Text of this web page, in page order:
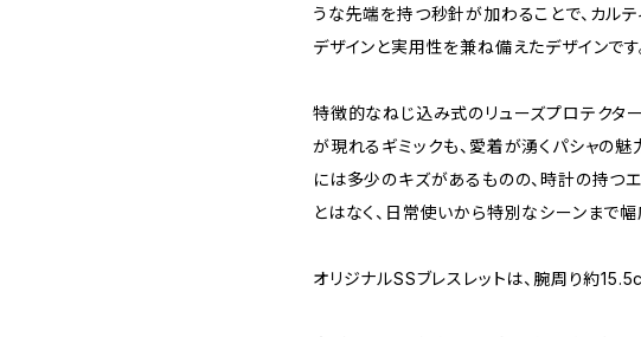
うな先端を持つ秒針が加わることで、カルテ
デザインと実用性を兼ね備えたデザインです
特徴的なねじ込み式のリューズプロテクタ
が現れるギミックも、愛着が湧くパシャの魅
には多少のキズがあるものの、時計の持つ
とはなく、日常使いから特別なシーンまで幅
オリジナルSSブレスレットは、腕周り約